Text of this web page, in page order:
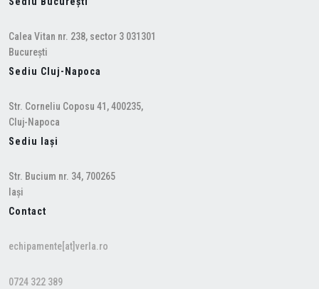
Calea Vitan nr. 238, sector 3 031301
București
Sediu Cluj-Napoca
Str. Corneliu Coposu 41, 400235,
Cluj-Napoca
Sediu Iași
Str. Bucium nr. 34, 700265
Iași
Contact
echipamente[at]verla.ro
0724 322 389